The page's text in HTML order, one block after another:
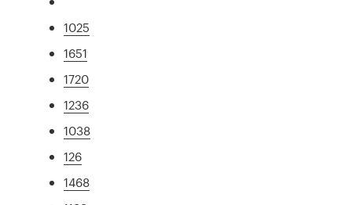
1025
1651
1720
1236
1038
126
1468